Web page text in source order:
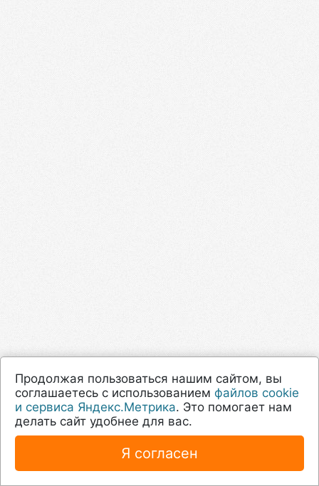
Продолжая пользоваться нашим сайтом, вы
соглашаетесь с использованием файлов cookie
и сервиса Яндекс.Метрика. Это помогает нам
делать сайт удобнее для вас.
Я согласен